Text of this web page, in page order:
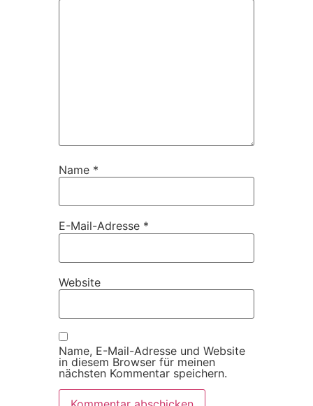
Name *
E-Mail-Adresse *
Website
Name, E-Mail-Adresse und Website
in diesem Browser für meinen
nächsten Kommentar speichern.